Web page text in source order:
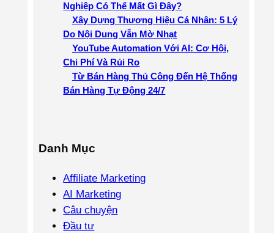
Nghiệp Có Thể Mất Gì Đây?
Xây Dựng Thương Hiệu Cá Nhân: 5 Lý
Do Nội Dung Vẫn Mờ Nhạt
YouTube Automation Với AI: Cơ Hội,
Chi Phí Và Rủi Ro
Từ Bán Hàng Thủ Công Đến Hệ Thống
Bán Hàng Tự Động 24/7
Danh Mục
Affiliate Marketing
AI Marketing
Câu chuyện
Đầu tư